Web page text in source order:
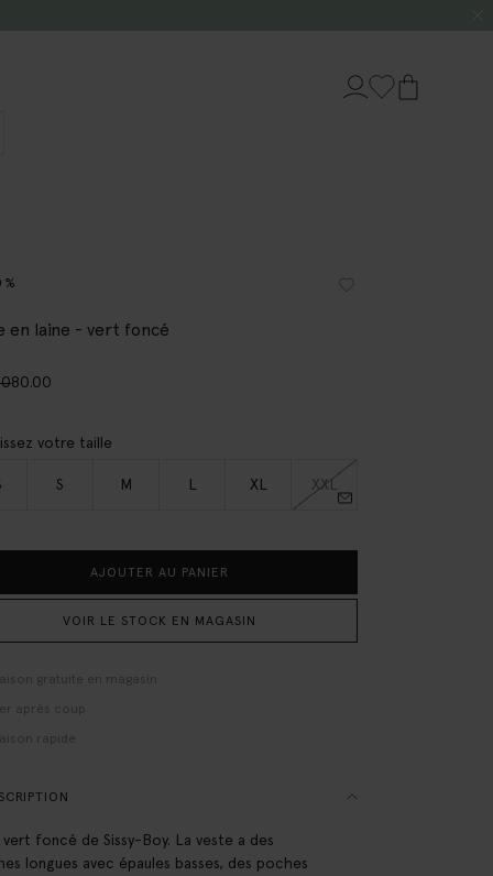
en laine - vert foncé
80.00
votre taille
S M L XL XXL
AJOUTER AU PANIER
VOIR LE STOCK EN MAGASIN
gratuite en magasin
après coup
rapide
vert foncé de Sissy-Boy. La veste a des
longues avec épaules basses, des poches